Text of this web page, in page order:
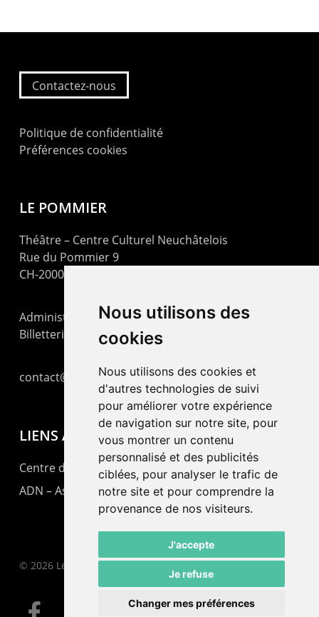
Nous utilisons des
cookies
Nous utilisons des cookies et
d'autres technologies de suivi
pour améliorer votre expérience
de navigation sur notre site, pour
vous montrer un contenu
personnalisé et des publicités
ciblées, pour analyser le trafic de
notre site et pour comprendre la
provenance de nos visiteurs.
J'accepte
Je refuse
Changer mes préférences
Contactez-nous
Politique de confidentialité
Préférences cookies
LE POMMIER
Théâtre – Centre Culturel Neuchâtelois
Rue du Pommier 9
CH-2000 Neuchâtel
Administration : +41 32 725 03 03
Billetterie : +41 32 725 05 05
contact@lepommier.ch
LIENS AMIS
Centre de culture ABC
ADN – Association Danse Neuchâtel
© 2026 Le Pommier.
facebook email